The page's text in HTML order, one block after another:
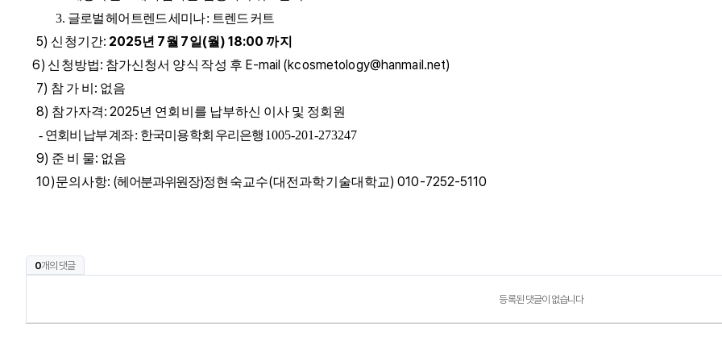
3. 글로벌 헤어트렌드 세미나: 트렌드 커트
5) 신청기간: 2025년 7월 7일 (월 ) 18:00까지
6) 신청방법: 참가신청서 양식 작성 후 E-mail (kcosmetology@hanmail.net)
7) 참 가 비 : 없음
8) 참가자격: 2025년 연회비를 납부하신 이사 및 정회원
- 연회비 납부 계좌: 한국미용학회 우리은행 1005-201-273247
9) 준 비 물: 없음
10)문의사항: (헤어분과위원장)정현숙교수(대전과학기술대학교) 010-7252-5110
0개의 댓글
등록된 댓글이 없습니다